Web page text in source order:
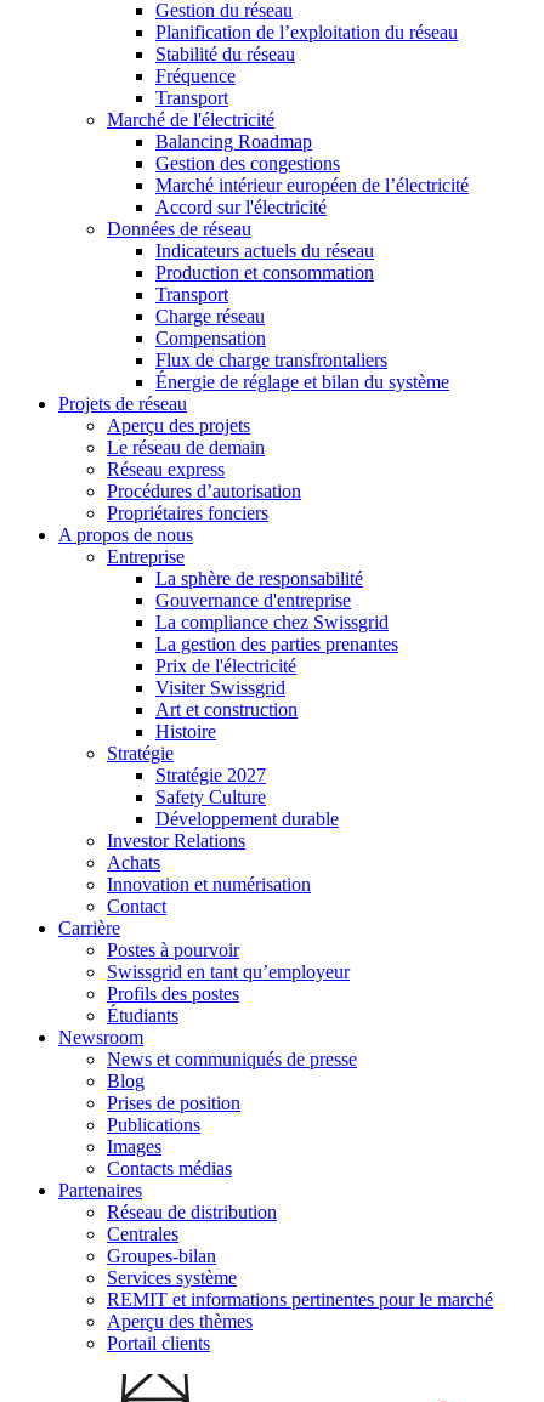
Gestion du réseau
Planification de l’exploitation du réseau
Stabilité du réseau
Fréquence
Transport
Marché de l'électricité
Balancing Roadmap
Gestion des congestions
Marché intérieur européen de l’électricité
Accord sur l'électricité
Données de réseau
Indicateurs actuels du réseau
Production et consommation
Transport
Charge réseau
Compensation
Flux de charge transfrontaliers
Énergie de réglage et bilan du système
Projets de réseau
Aperçu des projets
Le réseau de demain
Réseau express
Procédures d’autorisation
Propriétaires fonciers
A propos de nous
Entreprise
La sphère de responsabilité
Gouvernance d'entreprise
La compliance chez Swissgrid
La gestion des parties prenantes
Prix de l'électricité
Visiter Swissgrid
Art et construction
Histoire
Stratégie
Stratégie 2027
Safety Culture
Développement durable
Investor Relations
Achats
Innovation et numérisation
Contact
Carrière
Postes à pourvoir
Swissgrid en tant qu’employeur
Profils des postes
Étudiants
Newsroom
News et communiqués de presse
Blog
Prises de position
Publications
Images
Contacts médias
Partenaires
Réseau de distribution
Centrales
Groupes-bilan
Services système
REMIT et informations pertinentes pour le marché
Aperçu des thèmes
Portail clients